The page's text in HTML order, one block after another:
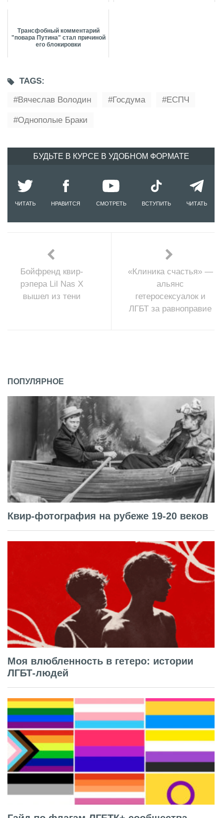
Трансфобный комментарий
"повара Путина" стал причиной
его блокировки
TAGS:
Вячеслав Володин
Госдума ЕСПЧ
Однополые Браки
БУДЬТЕ В КУРСЕ В УДОБНОМ ФОРМАТЕ
ЧИТАТЬ НРАВИТСЯ СМОТРЕТЬ ВСТУПИТЬ ЧИТАТЬ
Бойфренд квир-
рэпера Lil Nas X
вышел из тени
«Клиника счастья» —
альянс
гетеросексуалок и
ЛГБТ за равноправие
ПОПУЛЯРНОЕ
Квир-фотография на рубеже 19-20 веков
Моя влюбленность в гетеро: истории
ЛГБТ-людей